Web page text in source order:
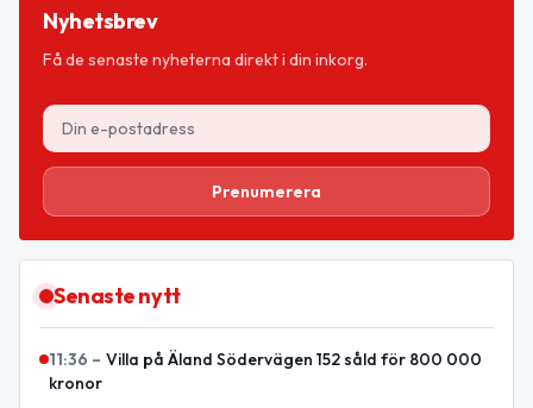
Nyhetsbrev
Få de senaste nyheterna direkt i din inkorg.
Prenumerera
Senaste nytt
11:36 – Villa på Äland Södervägen 152 såld för 800 000
kronor